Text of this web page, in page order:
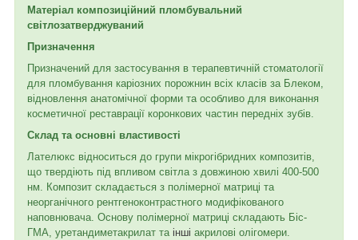
Матеріал композиційний пломбувальний
світлозатверджуваний
Призначення
Призначений для застосування в терапевтичній стоматології
для пломбування каріозних порожнин всіх класів за Блеком,
відновлення анатомічної форми та особливо для виконання
косметичної реставрації коронкових частин передніх зубів.
Склад та основні властивості
Лателюкс відноситься до групи мікрогібридних композитів,
що твердіють під впливом світла з довжиною хвилі 400-500
нм. Композит складається з полімерної матриці та
неорганічного рентгеноконтрастного модифікованого
наповнювача. Основу полімерної матриці складають Біс-
ГМА, уретандиметакрилат та інші акрилові олігомери.